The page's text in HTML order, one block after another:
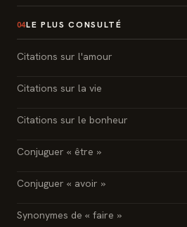
04LE PLUS CONSULTÉ
Citations sur l'amour
Citations sur la vie
Citations sur le bonheur
Conjuguer « être »
Conjuguer « avoir »
Synonymes de « faire »